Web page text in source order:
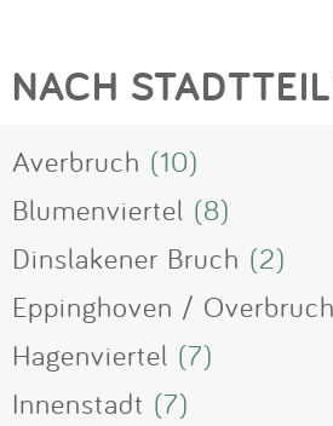
NACH
Averbruch (10)
Blumenviertel (8)
Dinslakener Bruch (2)
Eppinghoven / Overbruch
Hagenviertel (7)
Innenstadt (7)